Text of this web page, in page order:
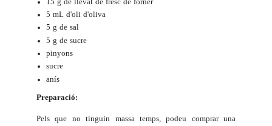
5 mL d'oli d'oliva
5 g de sal
5 g de sucre
pinyons
sucre
anís
Preparació:
Pels que no tinguin massa temps, podeu comprar una